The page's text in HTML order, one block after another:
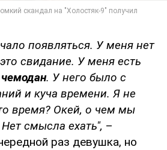
появляться. У меня нет
свидание. У меня есть
. У него было с
и куча времени. Я не
время? Окей, о чем мы
смысла ехать", –
раз девушка, но